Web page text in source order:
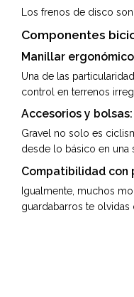
Los frenos de disco
Componentes
Manillar
Una de las
control en terrenos
Accesorios y
Gravel no solo es
desde lo básico en una
Compatibilidad con
Igualmente, muchos
guardabarros te